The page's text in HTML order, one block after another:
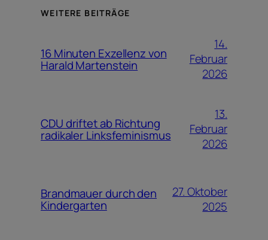
WEITERE BEITRÄGE
16 Minuten Exzellenz von
Harald Martenstein
14.
Februar
2026
CDU driftet ab Richtung
radikaler Linksfeminismus
13.
Februar
2026
Brandmauer durch den
Kindergarten
27. Oktober
2025